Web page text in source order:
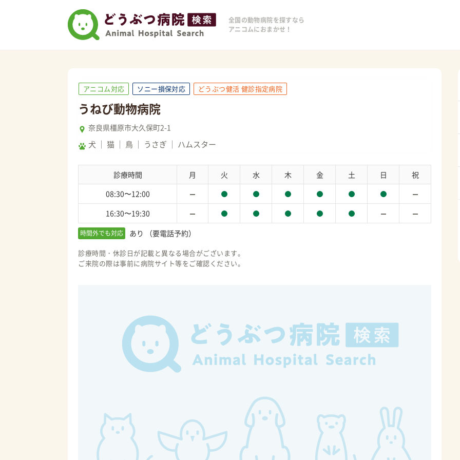
全国の動物病院を探すなら
アニコムにおまかせ！
アニコム対応 ソニー損保対応 どうぶつ健活 健診指定病院
うねび動物病院
奈良県橿原市大久保町2-1
犬 猫 鳥 うさぎ ハムスター
診療時間 月 火 水 木 金 土 日
祝
08:30〜12:00
16:30〜19:30
時間外でも対応 あり （要電話予約）
診療時間・休診日が記載と異なる場合がございます。
ご来院の際は事前に病院サイト等をご確認ください。